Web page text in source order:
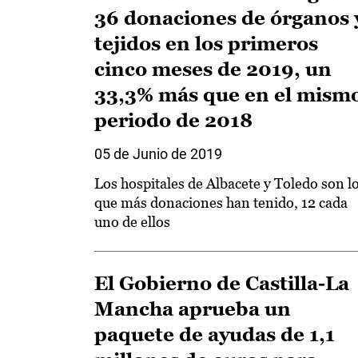
36 donaciones de órganos
tejidos en los primeros
cinco meses de 2019, un
33,3% más que en el
periodo de 2018
05 de Junio de 2019
Los hospitales de Albacete y Toledo son
que más donaciones han tenido, 12 cada
uno de ellos
El Gobierno de Castilla-La
Mancha aprueba un
paquete de ayudas de 1,1